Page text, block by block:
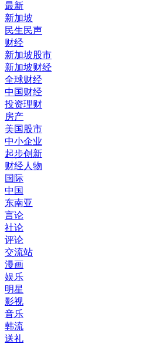
最新
新加坡
民生民声
财经
新加坡股市
新加坡财经
全球财经
中国财经
投资理财
房产
美国股市
中小企业
起步创新
财经人物
国际
中国
东南亚
言论
社论
评论
交流站
漫画
娱乐
明星
影视
音乐
韩流
送礼